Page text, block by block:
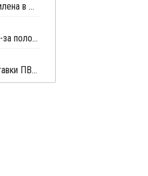
Pemex закрыла производство окиси этилена в Мексике на ремонт
Pemex закрыла комплекс в Мексике из-за поломки
Mexichem объявил форc-мажор на поставки ПВХ из-за взрыва на заводе ВХМ